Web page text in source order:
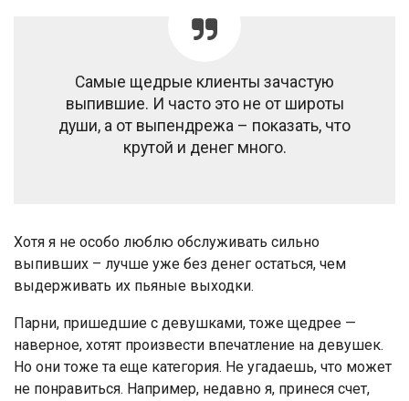
Самые щедрые клиенты зачастую
выпившие. И часто это не от широты
души, а от выпендрежа – показать, что
крутой и денег много.
Хотя я не особо люблю обслуживать сильно
выпивших – лучше уже без денег остаться, чем
выдерживать их пьяные выходки.
Парни, пришедшие с девушками, тоже щедрее —
наверное, хотят произвести впечатление на девушек.
Но они тоже та еще категория. Не угадаешь, что может
не понравиться. Например, недавно я, принеся счет,